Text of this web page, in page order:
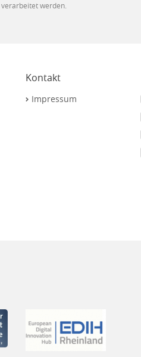
verarbeitet werden.
Kontakt
Impressum